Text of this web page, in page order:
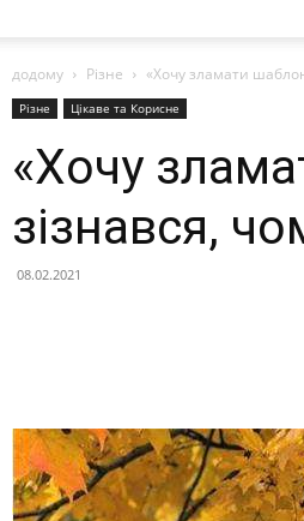
додому Різне «Хочу зламати
Різне Цікаве та Корисне
«Хочу
зізнався,
08.02.2021